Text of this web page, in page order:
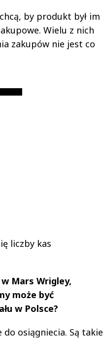
by produkt był im
Wielu z nich
zakupów nie jest co
liczby kas
Mars Wrigley,
może być
w Polsce?
osiągniecia. Są takie